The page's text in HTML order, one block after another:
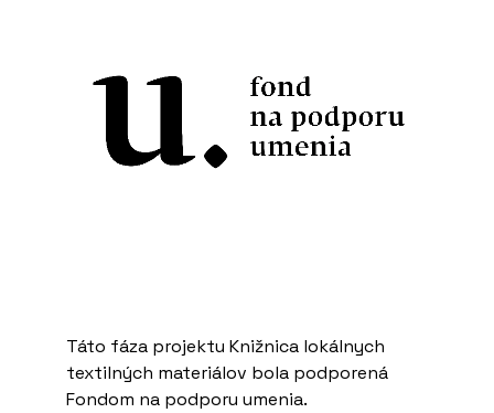
Táto fáza projektu Knižnica lokálnych
textilných materiálov bola podporená
Fondom na podporu umenia.